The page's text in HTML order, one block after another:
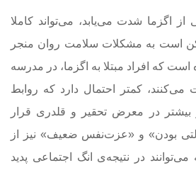
اگزما شدت می‌یابد، می‌تواند کاملا
است به مشکلات سلامت روان منجر
که افراد مبتلا به اگزما، در مدرسه
می‌کنند، کمتر احتمال دارد که روابط
بیشتر در معرض تحقیر و قلدری قرار
بودن» و «عزت‌نفس ضعیف» نیز از
در نتیجه‌ی انگ اجتماعی پدید